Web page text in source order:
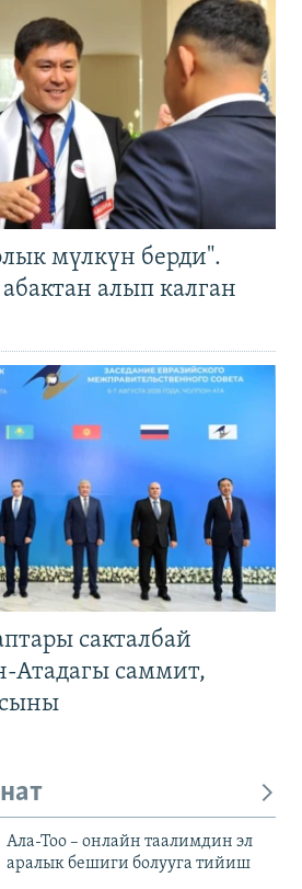
мүлкүн берди".
алып калган
сакталбай
Атадагы саммит,
Ала-Тоо – онлайн таалимдин эл
аралык бешиги болууга тийиш